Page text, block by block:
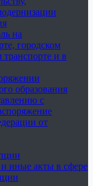
на
городском
транспорте и в
образования
с
от
иные акты в сфере